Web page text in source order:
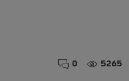
0 5265